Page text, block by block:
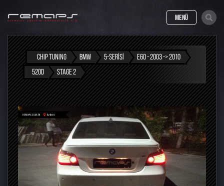
MENÜ
CHIP TUNING BMW 5-SERISI
E60 - 2003 -> 2010
520D
STAGE 2